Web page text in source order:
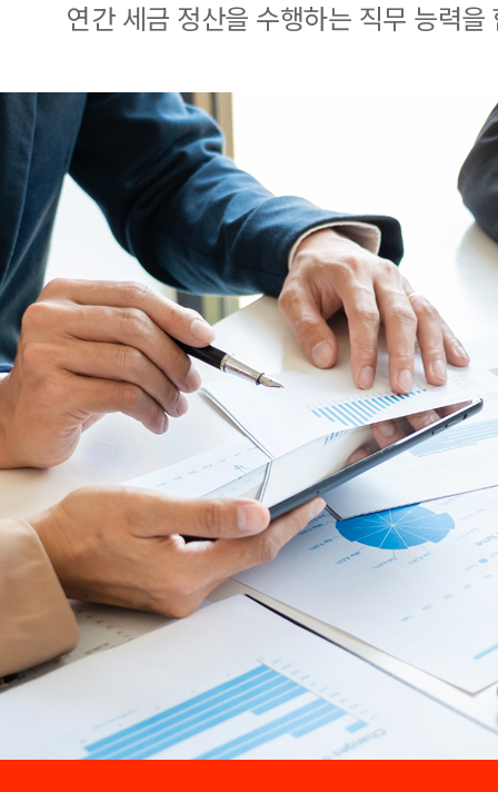
연간 세금 정산을 수행하는 직무 능력